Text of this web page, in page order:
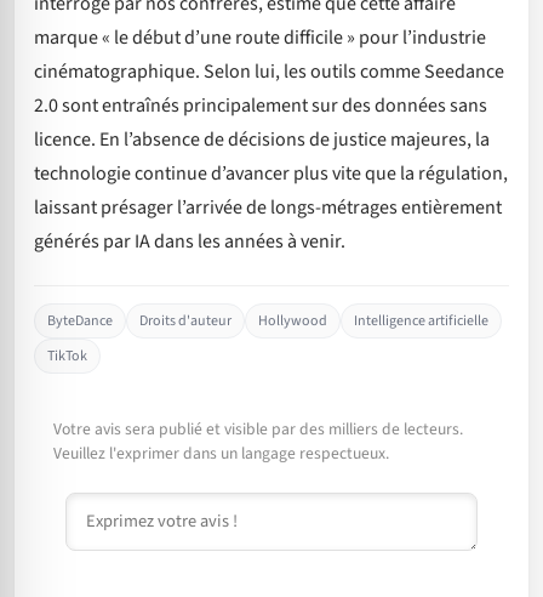
marque « le début d’une route difficile » pour l’industrie
cinématographique. Selon lui, les outils comme Seedance
2.0 sont entraînés principalement sur des données sans
licence. En l’absence de décisions de justice majeures, la
technologie continue d’avancer plus vite que la régulation,
laissant présager l’arrivée de longs-métrages entièrement
générés par IA dans les années à venir.
ByteDance Droits d'auteur Hollywood
Intelligence artificielle
TikTok
Votre avis sera publié et visible par des milliers de lecteurs.
Veuillez l'exprimer dans un langage respectueux.
Commentaire